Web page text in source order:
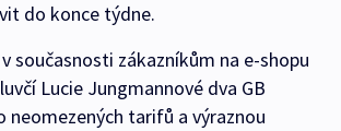
do konce týdne.
současnosti zákazníkům na e-shopu
Lucie Jungmannové dva GB
neomezených tarifů a výraznou